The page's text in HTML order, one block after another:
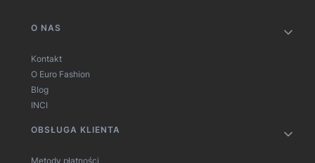
Linki w stopce
O NAS
Kontakt
O Euro Fashion
Blog
INCI
OBSŁUGA KLIENTA
Metody płatności